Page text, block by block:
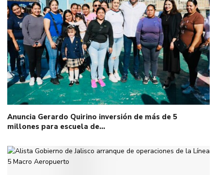
Anuncia Gerardo Quirino inversión de más de 5
millones para escuela de…